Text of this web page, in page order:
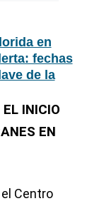
en
fechas
de la
en el
del Sol
INICIO
EN
Centro